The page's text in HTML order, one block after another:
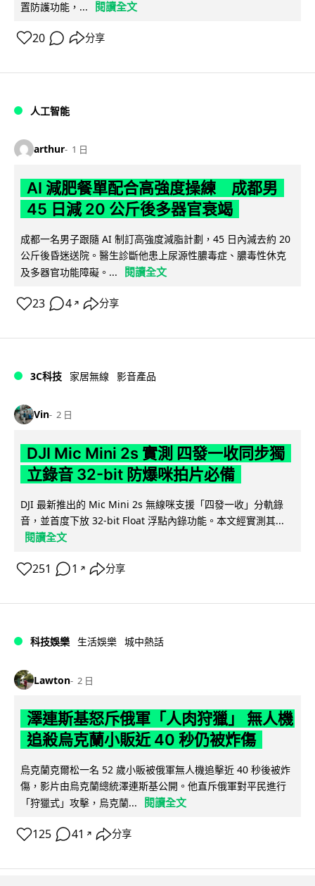
置防護功能，... 閱讀全文
20 分享
人工智能
arthur 1 日
AI 減肥餐單配合高強度操練 成都男
45 日減 20 公斤後多器官衰竭
成都一名男子跟隨 AI 制訂高強度減脂計劃，45 日內減去約 20
公斤後昏迷送院。醫生診斷他患上尿源性膿毒症、膿毒性休克
及多器官功能障礙。...
閱讀全文
23 4 ↗ 分享
3C科技 家居無線 影音產品
Vin 2 日
DJI Mic Mini 2s 實測 四發一收同步獨
立錄音 32-bit 防爆咪拍片必備
DJI 最新推出的 Mic Mini 2s 無線咪支援「四發一收」分軌錄
音，並首度下放 32-bit Float 浮點內錄功能。本文經實測其...
閱讀全文
251 1 ↗ 分享
科技娛樂 生活娛樂 城中熱話
Lawton 2 日
澤連斯基怒斥俄軍「人肉狩獵」 無人機
追殺烏克蘭小販近 40 秒仍被炸傷
烏克蘭克爾松一名 52 歲小販被俄軍無人機追擊近 40 秒後被炸
傷，影片由烏克蘭總統澤連斯基公開。他直斥俄軍對平民進行
「狩獵式」攻擊，烏克蘭...
閱讀全文
125 41 ↗ 分享